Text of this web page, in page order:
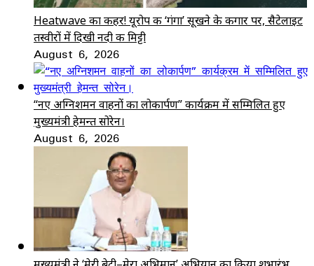
Heatwave का कहर! यूरोप की ‘गंगा’ सूखने के कगार पर, सैटेलाइट
तस्वीरों में दिखी नदी की मिट्टी
August 6, 2026
“नए अग्निशमन वाहनों का लोकार्पण” कार्यक्रम में सम्मिलित हुए
मुख्यमंत्री हेमन्त सोरेन।
August 6, 2026